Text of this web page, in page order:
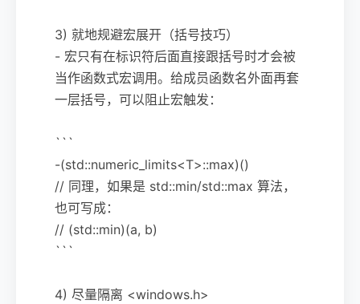
3) 就地规避宏展开（括号技巧）
- 宏只有在标识符后面直接跟括号时才会被
当作函数式宏调用。给成员函数名外面再套
一层括号，可以阻止宏触发：
```
-(std::numeric_limits<T>::max)()
// 同理，如果是 std::min/std::max 算法，
也可写成：
// (std::min)(a, b)
```
4) 尽量隔离 <windows.h>